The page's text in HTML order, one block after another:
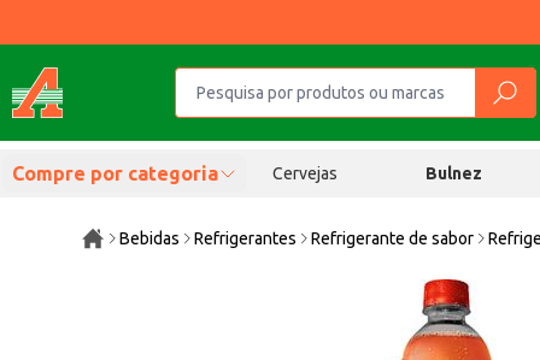
Compre por categoria Cervejas Bulnez
Bebidas Refrigerantes Refrigerante de sabor